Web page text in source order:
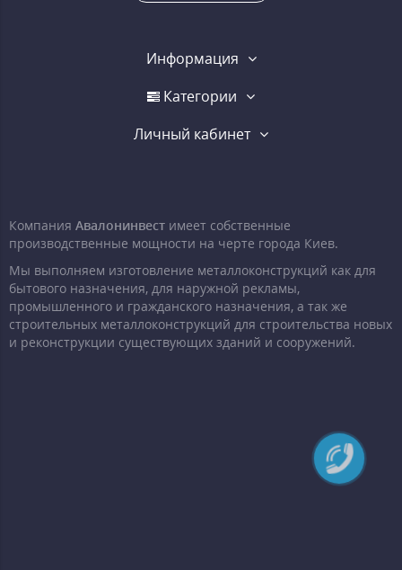
Информация
Категории
Личный кабинет
Компания Авалонинвест имеет собственные
производственные мощности на черте города Киев.
Мы выполняем изготовление металлоконструкций как для
бытового назначения, для наружной рекламы,
промышленного и гражданского назначения, а так же
строительных металлоконструкций для строительства новых
и реконструкции существующих зданий и сооружений.